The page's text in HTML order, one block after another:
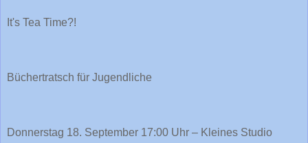
It's Tea Time?!
Büchertratsch für Jugendliche
Donnerstag 18. September 17:00 Uhr – Kleines Studio